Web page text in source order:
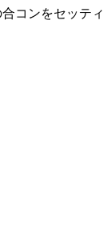
コンをセッティ